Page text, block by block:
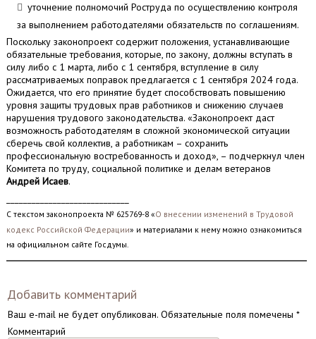
уточнение полномочий Роструда по осуществлению контроля
за выполнением работодателями обязательств по соглашениям.
Поскольку законопроект содержит положения, устанавливающие
обязательные требования, которые, по закону, должны вступать в
силу либо с 1 марта, либо с 1 сентября, вступление в силу
рассматриваемых поправок предлагается с 1 сентября 2024 года.
Ожидается, что его принятие будет способствовать повышению
уровня защиты трудовых прав работников и снижению случаев
нарушения трудового законодательства. «Законопроект даст
возможность работодателям в сложной экономической ситуации
сберечь свой коллектив, а работникам – сохранить
профессиональную востребованность и доход», – подчеркнул член
Комитета по труду, социальной политике и делам ветеранов
Андрей Исаев.
С текстом законопроекта № 625769-8 «О внесении изменений в Трудовой
кодекс Российской Федерации» и материалами к нему можно ознакомиться
на официальном сайте Госдумы.
Добавить комментарий
Ваш e-mail не будет опубликован.Обязательные поля помечены *
Комментарий